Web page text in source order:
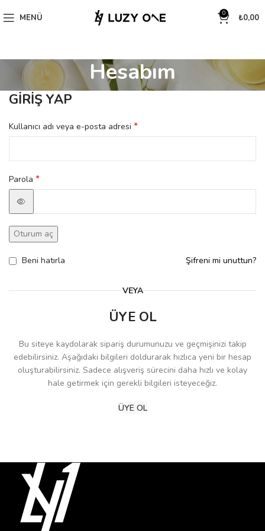
MENÜ 0 ₺0,00
Hesabım
GIRIŞ YAP
Kullanıcı adı veya e-posta adresi *
Parola *
Oturum aç
Şifreni mi unuttun?
Beni hatırla
VEYA
ÜYE OL
Bu siteye kaydolarak sipariş durumunuzu ve geçmişinizi takip
edebilirsiniz. Aşağıdaki bilgileri doldurarak hızlıca yeni bir hesap
oluşturabilirsiniz. Sadece alışveriş sürecini daha hızlı ve kolay
hale getirmek için gerekli bilgileri isteyeceğiz.
ÜYE OL